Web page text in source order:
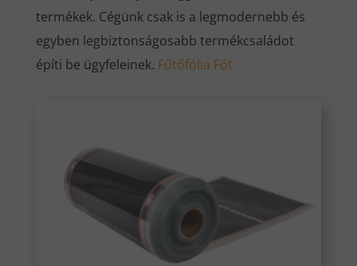
termékek. Cégünk csak is a legmodernebb és
egyben legbiztonságosabb termékcsaládot
építi be ügyfeleinek. Fűtőfólia Fót